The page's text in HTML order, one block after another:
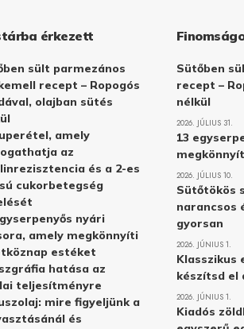
érkezett
sült parmezános
recept – Ropogós
olajban sütés
amely
az
és a 2-es
cukorbetegség
nyári
amely megkönnyíti
estéket
hatása az
teljesítményre
mire figyeljünk a
és
Sütőben
recept –
nélkül
2026. JÚLIUS 31.
13
2026. JÚLIUS 10.
Sütőtökös
narancsos
gyorsan
2026. JÚNIUS 1.
Klasszikus
készítsd el
2026. JÚNIUS 1.
Kiadós